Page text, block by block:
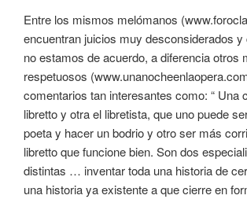
Entre los mismos melómanos
encuentran juicios muy desconsiderados y
no estamos de acuerdo, a diferencia otros
respetuosos
comentarios tan interesantes como: “ Una
libretto y otra el libretista, que uno puede
poeta y hacer un bodrio y otro ser más
libretto que funcione bien. Son dos
distintas … inventar toda una historia de
una historia ya existente a que cierre en